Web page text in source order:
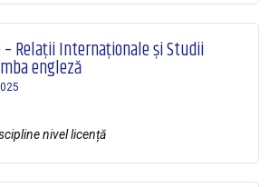
Relații Internaționale și Studii
engleză
nivel licență